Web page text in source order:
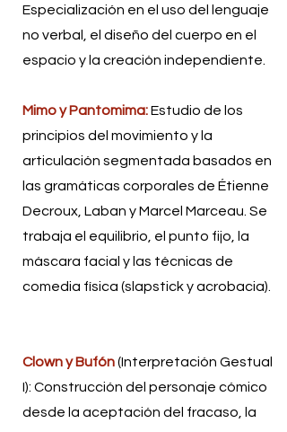
Especialización en el uso del lenguaje
no verbal, el diseño del cuerpo en el
espacio y la creación independiente.
Mimo y Pantomima:Estudio de los
principios del movimiento y la
articulación segmentada basados en
las gramáticas corporales de Étienne
Decroux, Laban y Marcel Marceau. Se
trabaja el equilibrio, el punto fijo, la
máscara facial y las técnicas de
comedia física (slapstick y acrobacia).
Clown y Bufón(Interpretación Gestual
I): Construcción del personaje cómico
desde la aceptación del fracaso, la